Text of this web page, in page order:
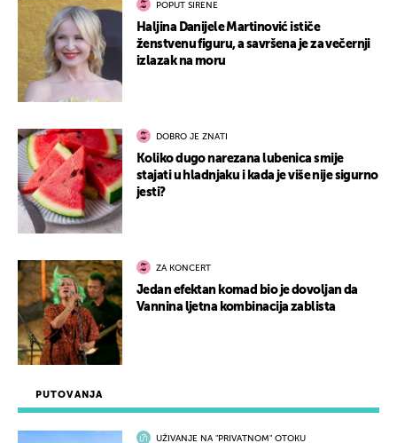
PUTOVANJA
UŽIVANJE NA "PRIVATNOM" OTOKU
POPUT SIRENE
Haljina Danijele Martinović ističe
ženstvenu figuru, a savršena je za večernji
izlazak na moru
DOBRO JE ZNATI
Koliko dugo narezana lubenica smije
stajati u hladnjaku i kada je više nije sigurno
jesti?
ZA KONCERT
Jedan efektan komad bio je dovoljan da
Vannina ljetna kombinacija zablista